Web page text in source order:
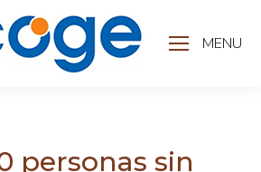
MENU
personas sin